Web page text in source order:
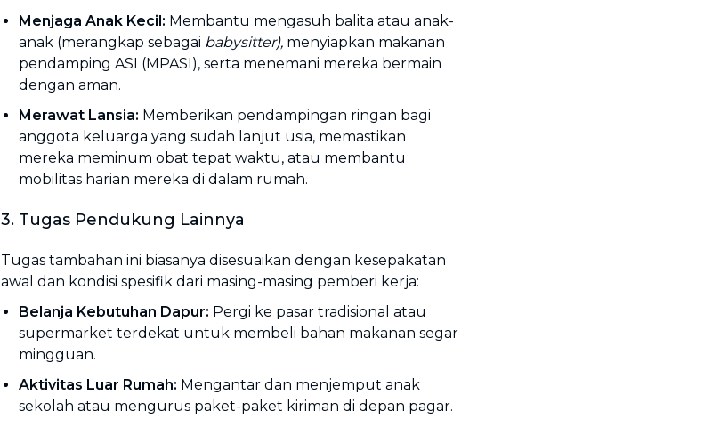
Menjaga Anak Kecil: Membantu mengasuh balita atau anak-
anak (merangkap sebagai babysitter), menyiapkan makanan
pendamping ASI (MPASI), serta menemani mereka bermain
dengan aman.
Merawat Lansia: Memberikan pendampingan ringan bagi
anggota keluarga yang sudah lanjut usia, memastikan
mereka meminum obat tepat waktu, atau membantu
mobilitas harian mereka di dalam rumah.
3. Tugas Pendukung Lainnya
Tugas tambahan ini biasanya disesuaikan dengan kesepakatan
awal dan kondisi spesifik dari masing-masing pemberi kerja:
Belanja Kebutuhan Dapur: Pergi ke pasar tradisional atau
supermarket terdekat untuk membeli bahan makanan segar
mingguan.
Aktivitas Luar Rumah: Mengantar dan menjemput anak
sekolah atau mengurus paket-paket kiriman di depan pagar.